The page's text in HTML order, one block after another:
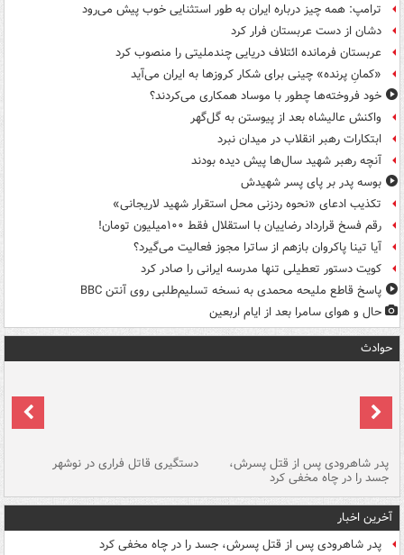
ترامپ: همه چیز درباره ایران به طور استثنایی خوب پیش می‌رود
دشان از دست عربستان فرار کرد
عربستان فرمانده ائتلاف دریایی چندملیتی را منصوب کرد
«کمانِ پرنده» چینی برای شکار کروزها به ایران می‌آید
خود فروخته‌ها چطور با موساد همکاری می‌کردند؟
واکنش عالیشاه بعد از پیوستن به گل‌گهر
ابتکارات رهبر انقلاب در میدان نبرد
آنچه رهبر شهید سال‌ها پیش دیده بودند
بوسه‌ پدر بر پای پسر شهیدش
تکذیب ادعای «نحوه ردزنی محل استقرار شهید لاریجانی»
رقم فسخ قرارداد رضاییان با استقلال فقط ۱۰۰میلیون تومان!
آیا تینا پاکروان بازهم از ساترا مجوز فعالیت می‌گیرد؟
کویت دستور تعطیلی تنها مدرسه ایرانی را صادر کرد
پاسخ قاطع ملیحه محمدی به نسخه تسلیم‌طلبی روی آنتن BBC
حال و هوای سامرا بعد از ایام اربعین
حوادث
پدر شاهرودی پس از قتل پسرش،
جسد را در چاه مخفی کرد
دستگیری قاتل فراری در نوشهر
آخرین اخبار
پدر شاهرودی پس از قتل پسرش، جسد را در چاه مخفی کرد